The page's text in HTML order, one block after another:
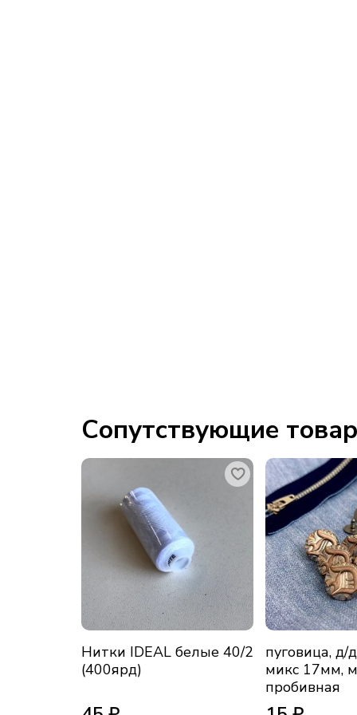
Сопутствующие
Нитки IDEAL белые 40/2
(400ярд)
пуговица, д/
микс 17мм,
пробивная